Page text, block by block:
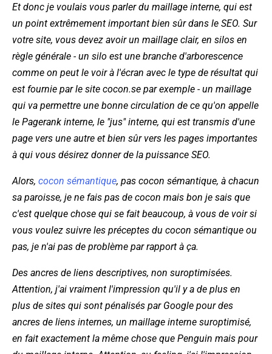
Et donc je voulais vous parler du maillage interne, qui est
un point extrêmement important bien sûr dans le SEO. Sur
votre site, vous devez avoir un maillage clair, en silos en
règle générale - un silo est une branche d'arborescence
comme on peut le voir à l'écran avec le type de résultat qui
est fournie par le site cocon.se par exemple - un maillage
qui va permettre une bonne circulation de ce qu'on appelle
le Pagerank interne, le "jus" interne, qui est transmis d'une
page vers une autre et bien sûr vers les pages importantes
à qui vous désirez donner de la puissance SEO.
Alors, cocon sémantique, pas cocon sémantique, à chacun
sa paroisse, je ne fais pas de cocon mais bon je sais que
c'est quelque chose qui se fait beaucoup, à vous de voir si
vous voulez suivre les préceptes du cocon sémantique ou
pas, je n'ai pas de problème par rapport à ça.
Des ancres de liens descriptives, non suroptimisées.
Attention, j'ai vraiment l'impression qu'il y a de plus en
plus de sites qui sont pénalisés par Google pour des
ancres de liens internes, un maillage interne suroptimisé,
en fait exactement la même chose que Penguin mais pour